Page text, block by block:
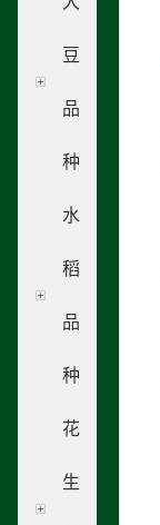
豆
品
种
水
稻
品
种
花
生